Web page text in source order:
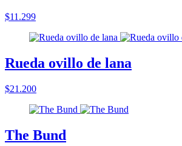
$11.299
Rueda ovillo de lana
$21.200
The Bund